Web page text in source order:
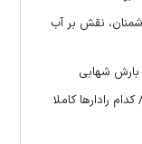
نقش بر آب
بارش شهابی
کدام رادار‌ها کاملا